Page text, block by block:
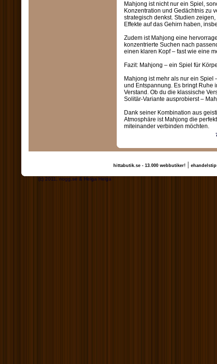
Mahjong ist nicht nur ein Spiel,
Konzentration und Gedächtnis zu
strategisch denkst. Studien
Effekte auf das Gehirn haben,
Zudem ist Mahjong eine
konzentrierte Suchen nach
einen klaren Kopf – fast wie eine
Fazit: Mahjong – ein Spiel für
Mahjong ist mehr als nur ein Spiel
und Entspannung. Es bringt Ruhe
Verstand. Ob du die klassische
Solitär-Variante ausprobierst –
Dank seiner Kombination aus
Atmosphäre ist Mahjong die
miteinander verbinden möchten.
hittabutik.se - 13.000 webbutiker!|
(c) 2011, nogg.se & Helga Helga